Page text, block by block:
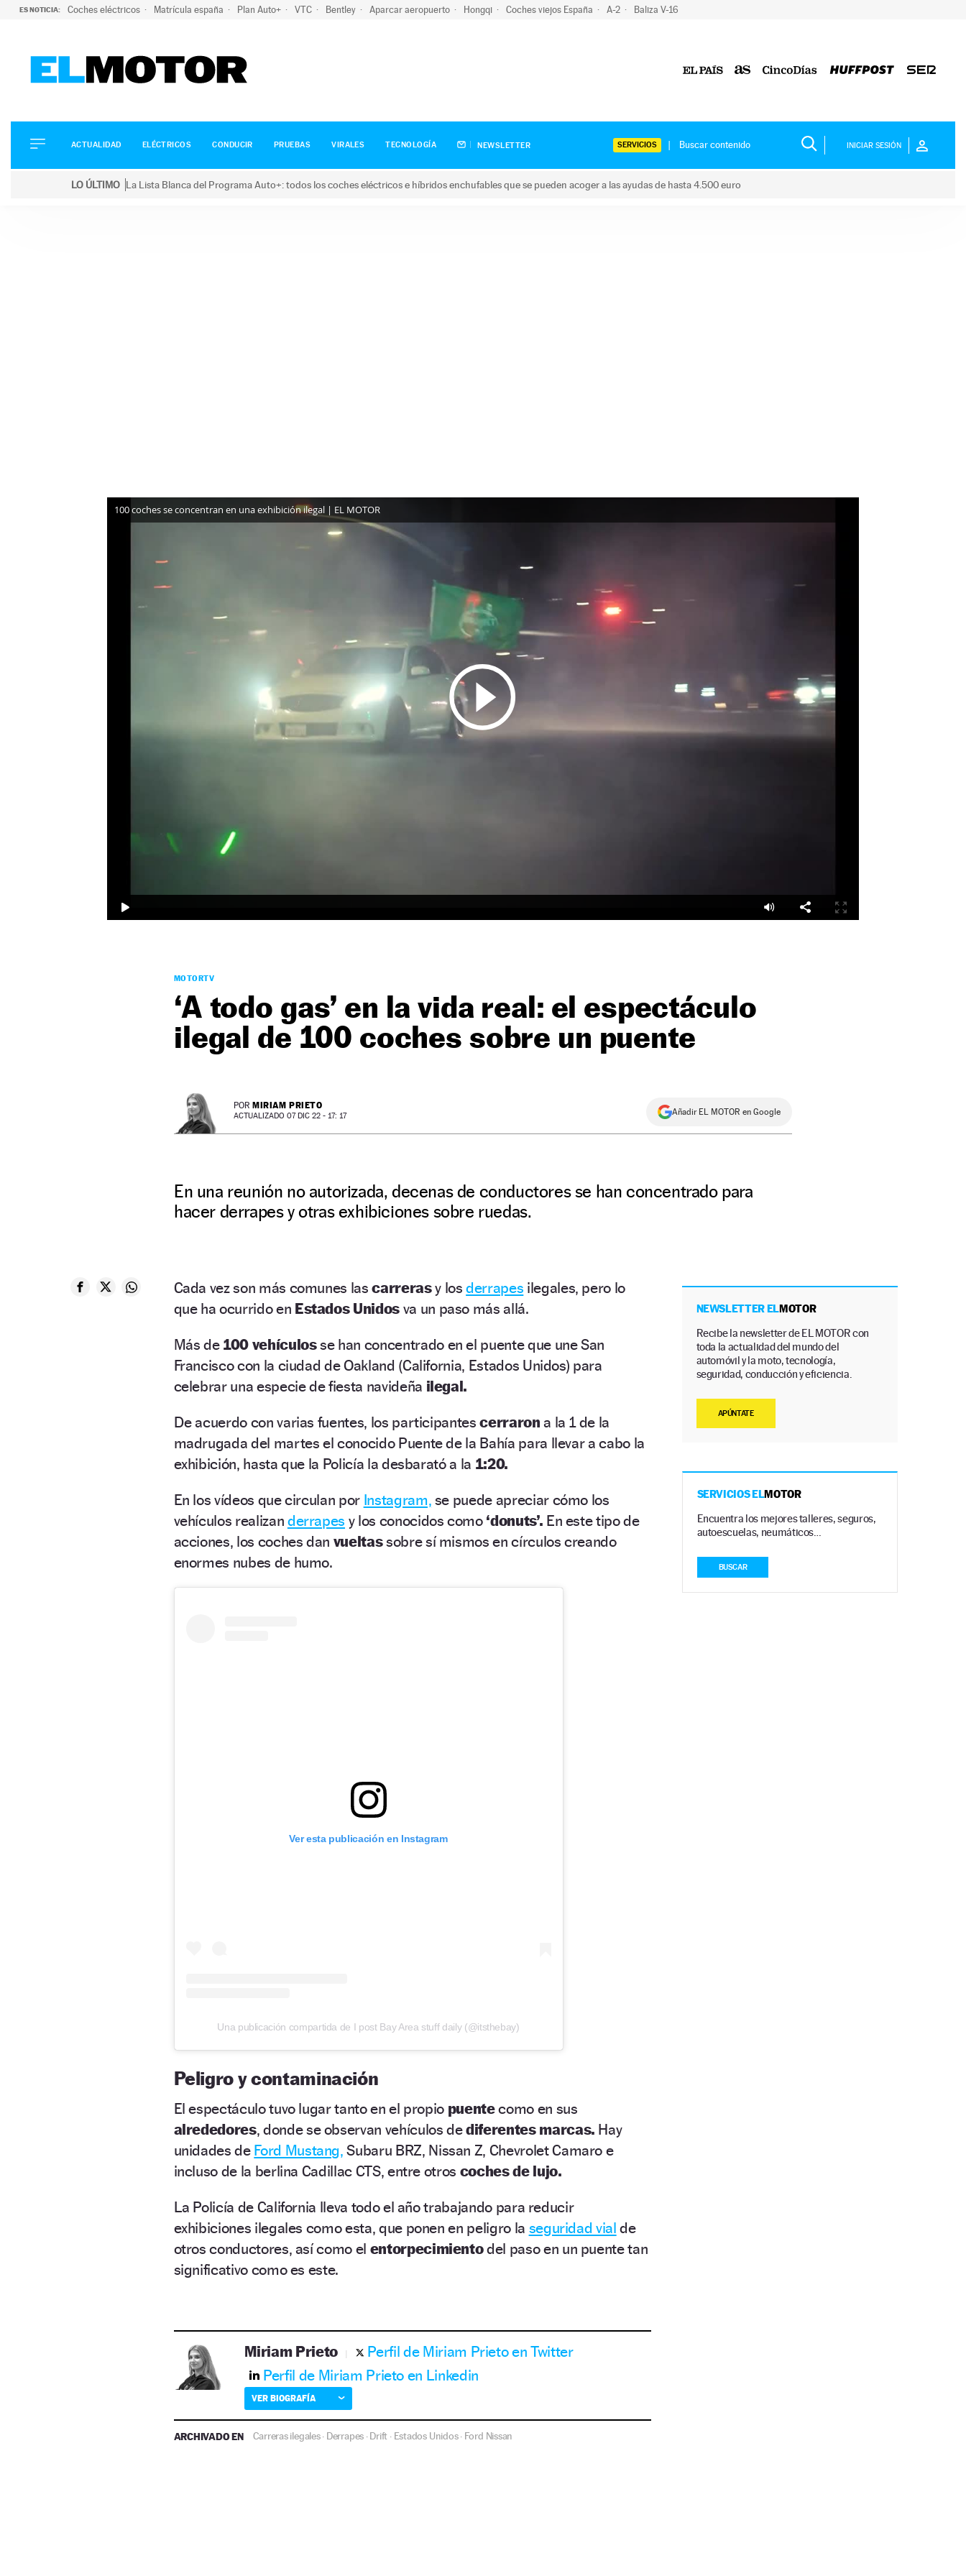
ES NOTICIA: Coches eléctricos Matrícula españa Plan Auto+ VTC Bentley Aparcar aeropuerto Hongqi Coches viejos España A-2 Baliza V-16
ELÉCTRICOS
CONDUCIR
ACTUALIDAD ELÉCTRICOS CONDUCIR PRUEBAS VIRALES TECNOLOGÍA NEWSLETTER SERVICIOS INICIAR SESIÓN
LO ÚLTIMO La Lista Blanca del Programa Auto+: todos los coches eléctricos e híbridos enchufables que se pueden acoger a las ayudas de hasta 4.500 euro
100 coches se concentran en una exhibición ilegal | EL MOTOR
MOTORTV
‘A todo gas’ en la vida real: el espectáculo
ilegal de 100 coches sobre un puente
POR MIRIAM PRIETO
ACTUALIZADO 07 DIC 22 - 17: 17 Añadir EL MOTOR en Google
En una reunión no autorizada, decenas de conductores se han concentrado para
hacer derrapes y otras exhibiciones sobre ruedas.
Cada vez son más comunes lascarrerasy losderrapes ilegales, pero lo
que ha ocurrido en Estados Unidosva un paso más allá.
Más de 100 vehículosse han concentrado en el puente que une San
Francisco con la ciudad de Oakland (California, Estados Unidos) para
celebrar una especie de fiesta navideña ilegal.
De acuerdo con varias fuentes, los participantescerrarona la 1 de la
madrugada del martes el conocido Puente de la Bahía para llevar a cabo la
exhibición, hasta que la Policía la desbarató a la 1:20.
En los vídeos que circulan por Instagram, se puede apreciar cómo los
vehículos realizan derrapes y los conocidos como ‘donuts’. En este tipo de
acciones, los coches dan vueltassobre sí mismos en círculos creando
enormes nubes de humo.
Ver esta publicación en Instagram
Una publicación compartida de I post Bay Area stuff daily (@itsthebay)
Peligro y contaminación
El espectáculo tuvo lugar tanto en el propio puentecomo en sus
alrededores, donde se observan vehículos dediferentes marcas. Hay
unidades de Ford Mustang, Subaru BRZ, Nissan Z, Chevrolet Camaro e
incluso de la berlina Cadillac CTS, entre otros coches de lujo.
La Policía de California lleva todo el año trabajando para reducir
exhibiciones ilegales como esta, que ponen en peligro la seguridad vial de
otros conductores, así como el entorpecimientodel paso en un puente tan
significativo como es este.
Miriam Prieto
Perfil de Miriam Prieto en Twitter
Perfil de Miriam Prieto en Linkedin
VER BIOGRAFÍA
ARCHIVADO EN Carreras ilegales· Derrapes ·Drift · Estados Unidos· Ford Nissan
NEWSLETTER ELMOTOR
Recibe la newsletter de EL MOTOR con
toda la actualidad del mundo del
automóvil y la moto, tecnología,
seguridad, conducción y eficiencia.
APÚNTATE
SERVICIOS ELMOTOR
Encuentra los mejores talleres, seguros,
autoescuelas, neumáticos…
BUSCAR